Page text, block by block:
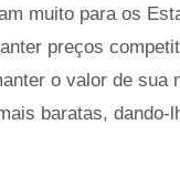
muito para os
preços
o valor de sua
baratas,